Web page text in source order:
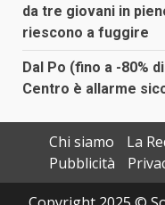
da tre giovani in
riescono a fuggire
Dal Po (fino a -80%
Centro è allarme
Chi siamo
La
Pubblicità